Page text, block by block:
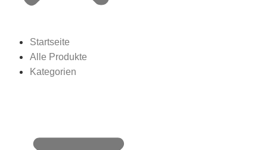
Startseite
Alle Produkte
Kategorien